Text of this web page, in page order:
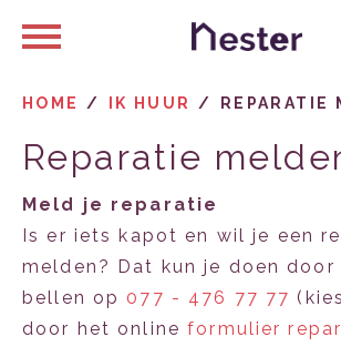
Naar hoofdinhoud
Naar hoofdnavigatiemenu
Naar zoeken
Naar de
Ga naar Hoofd
HOME IK HUUR REPARATIE
Reparatie
Meld je reparatie
Is er iets kapot en wil je een
melden? Dat kun je doen door
bellen op 077 - 476 77 77
door het onlineformulier